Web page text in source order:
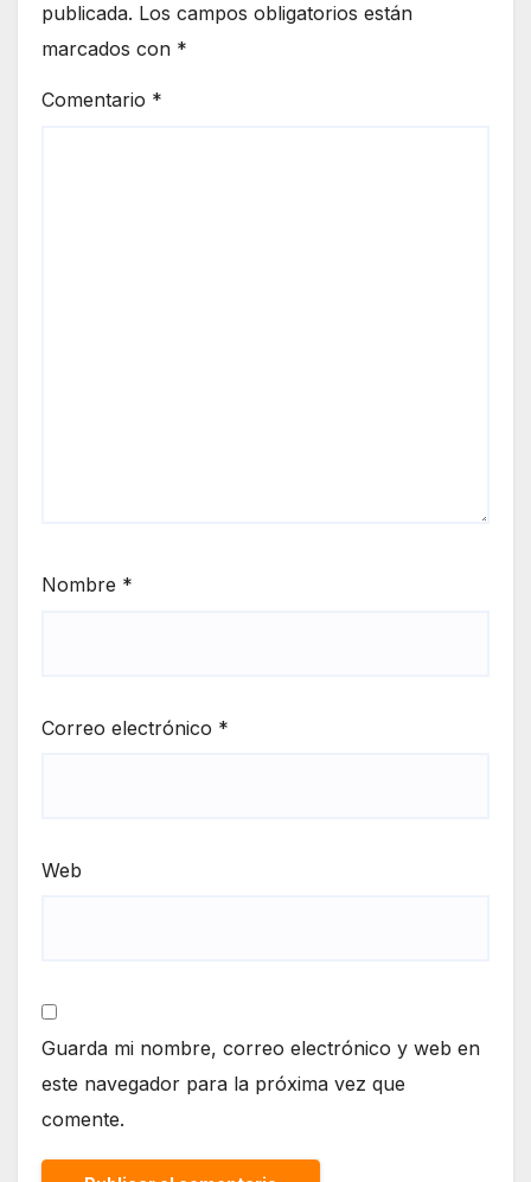
publicada. Los campos obligatorios están
marcados con *
Comentario *
Nombre *
Correo electrónico *
Web
Guarda mi nombre, correo electrónico y web en
este navegador para la próxima vez que
comente.